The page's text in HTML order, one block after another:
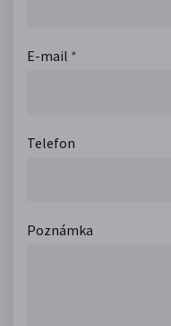
E-mail *
Telefon
Poznámka